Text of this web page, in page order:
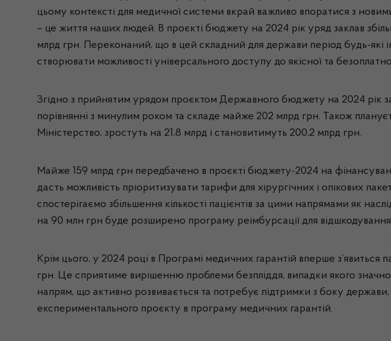
цьому контексті для медичної системи вкрай важливо впоратися з
– це життя наших людей. В проєкті бюджету на 2024 рік уряд заклав
млрд грн. Переконаний, що в цей складний для держави період будь-які
створювати можливості універсального доступу до якісної та
Згідно з прийнятим урядом проєктом Державного бюджету на 2024 рік
порівнянні з минулим роком та складе майже 202 млрд грн. Також
Міністерство, зростуть на 21,8 млрд і становитимуть 200,2 млрд грн.
Майже 159 млрд грн передбачено в проєкті бюджету-2024 на
дасть можливість пріоритизувати тарифи для хірургічних і опікових
спостерігаємо збільшення кількості пацієнтів за цими напрямами як
на 90 млн грн буде розширено програму реімбурсації для відшкодування
Крім цього, у 2024 році в Програмі медичних гарантій вперше
грн. Це сприятиме вирішенню проблеми безпліддя, випадки якого
напрям, що активно розвивається та потребує підтримки з боку
експериментального проєкту в програму медичних гарантій.